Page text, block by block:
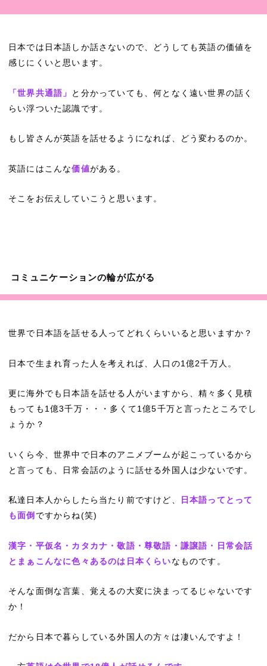
日本では日本語しか話さないので、どうしても英語の価値を
感じにくいと思います。
「世界共通語」 と分かっていても、何となく遠い世界の話く
らい浮ついた認識です。
もし皆さんが英語を話せるようになれば、どう変わるのか。
英語にはこんな価値がある。
そこをお伝えしていこうと思います。
コミュニケーションの輪が広がる
世界で日本語を話せる人ってどれくらいいると思いますか？
日本で生まれ育った人を考えれば、人口の1億2千万人。
更に海外でも日本語を話せる人がいますから、精々多く見積
もっても1億3千万・・・多くて1億5千万と言ったところでし
ょうか？
いくら今、世界中で日本のアニメブームが起こっているから
と言っても、日常会話のように話せる外国人は少ないです。
私達日本人からしたら当たり前ですけど、
日本語ってとって
も面倒 ですからね(笑)
漢字・平仮名・カタカナ・敬語・尊敬語・謙譲語・日常会話
とまぁこんなに色々あるのは日本くらいなものです。
そんな面倒な言葉、覚えるの大変に決まってるじゃないです
か！
だから日本で暮らしている外国人の方々は凄いんですよ！